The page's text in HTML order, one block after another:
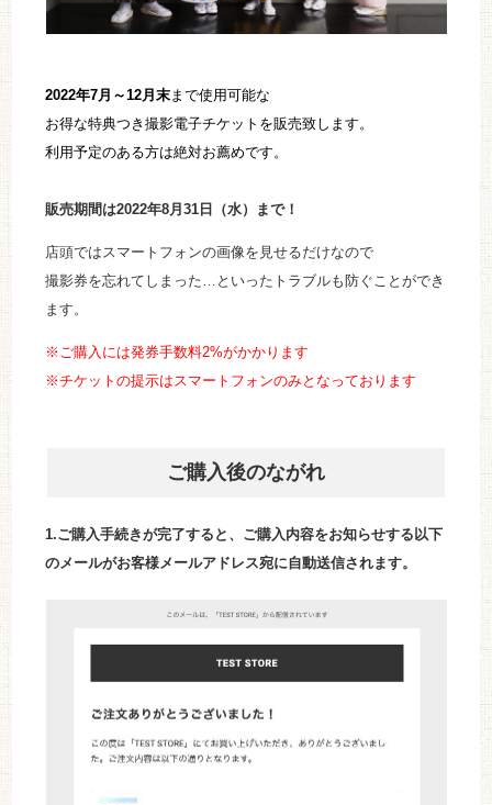
2022年7月～12月末まで使用可能な
お得な特典つき撮影電子チケットを販売致します。
利用予定のある方は絶対お薦めです。
販売期間は2022年8月31日（水）まで！
店頭ではスマートフォンの画像を見せるだけなので
撮影券を忘れてしまった…といったトラブルも防ぐことができ
ます。
※ご購入には発券手数料2%がかかります
※チケットの提示はスマートフォンのみとなっております
ご購入後のながれ
1.ご購入手続きが完了すると、ご購入内容をお知らせする以下
のメールがお客様メールアドレス宛に自動送信されます。